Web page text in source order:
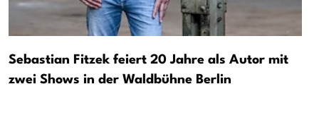
Sebastian Fitzek feiert 20 Jahre als Autor mit
zwei Shows in der Waldbühne Berlin